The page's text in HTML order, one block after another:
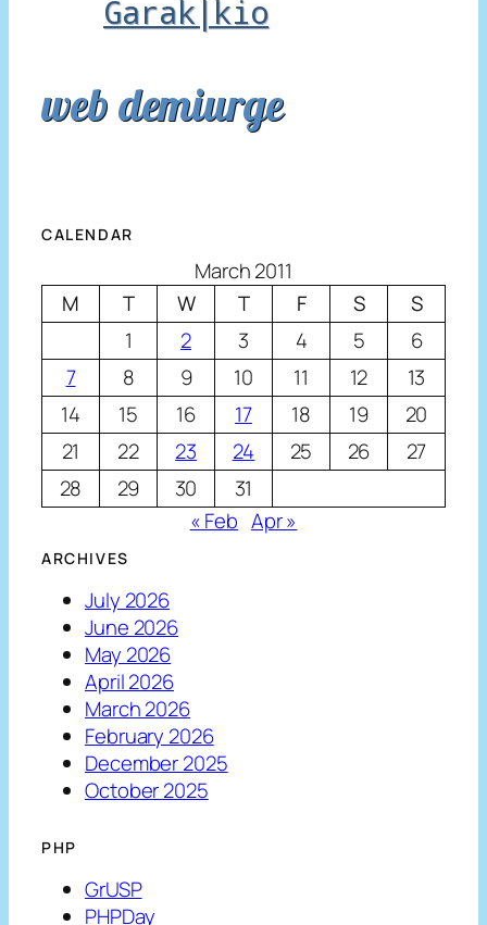
Garak|kio
web demiurge
CALENDAR
March 2011
M
T W T F S
S
1
2 3 4 5
6
7
8 9 10 11 12
13
14
15 16 17 18 19
20
21
22 23 24 25 26
27
28
29 30
31
« Feb Apr »
ARCHIVES
July 2026
June 2026
May 2026
April 2026
March 2026
February 2026
December 2025
October 2025
PHP
GrUSP
PHPDay